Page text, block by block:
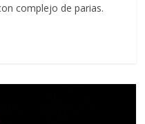
complejo de parias.